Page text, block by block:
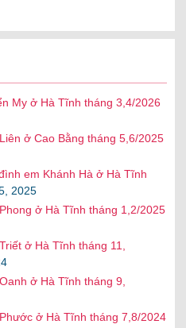
My ở Hà Tĩnh tháng 3,4/2026
ở Cao Bằng tháng 5,6/2025
em Khánh Hà ở Hà Tĩnh
2025
ở Hà Tĩnh tháng 1,2/2025
ở Hà Tĩnh tháng 11,
ở Hà Tĩnh tháng 9,
ở Hà Tĩnh tháng 7,8/2024